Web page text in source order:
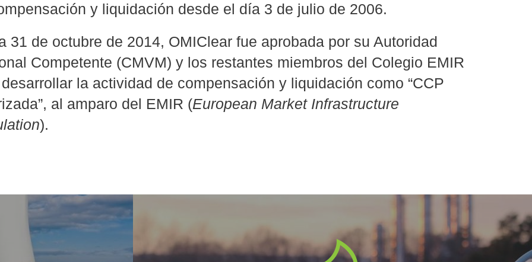
y liquidación desde el día 3 de julio de 2006.
31 de octubre de 2014, OMIClear fue aprobada por su Autoridad
Competente (CMVM) y los restantes miembros del Colegio EMIR
la actividad de compensación y liquidación como “CCP
al amparo del EMIR (European Market Infrastructure
).